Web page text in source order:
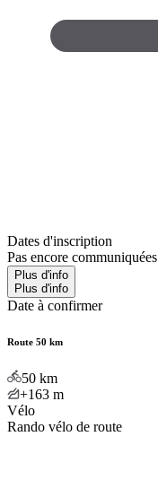
Dates d'inscription
Pas encore communiquées
Plus d'info
Plus d'info
Date à confirmer
Route 50 km
50 km
+163 m
Vélo
Rando vélo de route